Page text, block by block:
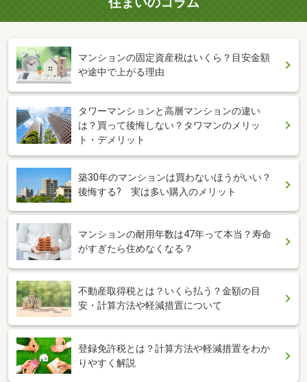
マンションの固定資産税はいくら？目安金額
や途中で上がる理由
タワーマンションと高層マンションの違い
は？買って後悔しない？タワマンのメリッ
ト・デメリット
築30年のマンションは買わないほうがいい？
後悔する? 実は多い購入のメリット
マンションの耐用年数は47年って本当？寿命
がすぎたら住めなくなる？
不動産取得税とは？いくら払う？金額の目
安・計算方法や軽減措置について
登録免許税とは？計算方法や軽減措置をわか
りやすく解説